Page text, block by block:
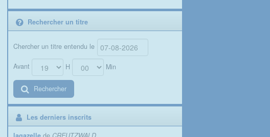
Rechercher un titre
Chercher un titre entendu le
Avant H Min
Rechercher
Les derniers inscrits